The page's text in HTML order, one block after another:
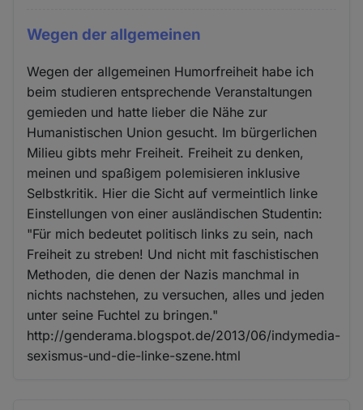
Wegen der allgemeinen
Wegen der allgemeinen Humorfreiheit habe ich
beim studieren entsprechende Veranstaltungen
gemieden und hatte lieber die Nähe zur
Humanistischen Union gesucht. Im bürgerlichen
Milieu gibts mehr Freiheit. Freiheit zu denken,
meinen und spaßigem polemisieren inklusive
Selbstkritik. Hier die Sicht auf vermeintlich linke
Einstellungen von einer ausländischen Studentin:
"Für mich bedeutet politisch links zu sein, nach
Freiheit zu streben! Und nicht mit faschistischen
Methoden, die denen der Nazis manchmal in
nichts nachstehen, zu versuchen, alles und jeden
unter seine Fuchtel zu bringen."
http://genderama.blogspot.de/2013/06/indymedia-
sexismus-und-die-linke-szene.html